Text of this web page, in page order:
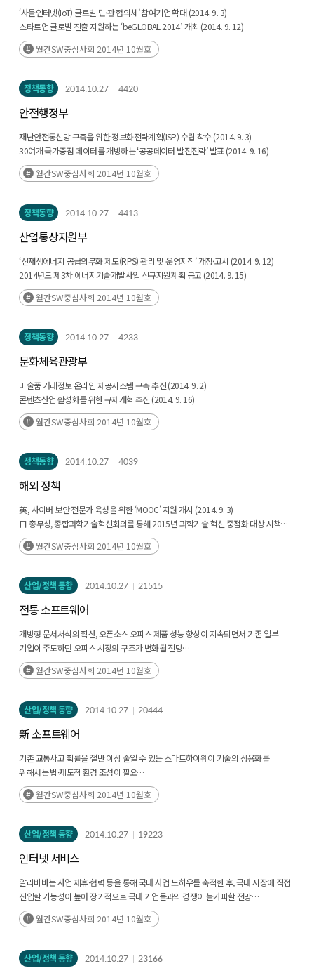
‘사물인터넷(IoT) 글로벌 민·관 협의체’ 참여기업 확대 (2014. 9. 3)
스타트업 글로벌 진출 지원하는 ‘beGLOBAL 2014’ 개최 (2014. 9. 12)
월간SW중심사회 2014년 10월호
정책동향 2014.10.27 4420
안전행정부
재난안전통신망 구축을 위한 정보화전략계획(ISP) 수립 착수 (2014. 9. 3)
30여개 국가중점 데이터를 개방하는 ‘공공데이터 발전전략’ 발표 (2014. 9. 16)
월간SW중심사회 2014년 10월호
정책동향 2014.10.27 4413
산업통상자원부
‘신재생에너지 공급의무화 제도(RPS) 관리 및 운영지침’ 개정·고시 (2014. 9. 12)
2014년도 제3차 에너지기술개발사업 신규지원계획 공고 (2014. 9. 15)
월간SW중심사회 2014년 10월호
정책동향 2014.10.27 4233
문화체육관광부
미술품 거래정보 온라인 제공시스템 구축 추진 (2014. 9. 2)
콘텐츠산업 활성화를 위한 규제개혁 추진 (2014. 9. 16)
월간SW중심사회 2014년 10월호
정책동향 2014.10.27 4039
해외 정책
英, 사이버 보안 전문가 육성을 위한 ‘MOOC’ 지원 개시 (2014. 9. 3)
日 총무성, 종합과학기술혁신회의를 통해 2015년 과학기술 혁신 중점화 대상 시책
공개 (2014. 9. 19)
中 상하이, 클라우드 기반 STEM 교육 플랫폼 오픈 (2014. 8. 20)
월간SW중심사회 2014년 10월호
산업/정책 동향 2014.10.27 21515
전통 소프트웨어
개방형 문서서식의 확산, 오픈소스 오피스 제품 성능 향상이 지속되면서 기존 일부
기업이 주도하던 오피스 시장의 구조가 변화될 전망
특정 기업의 영향력 축소와 비용 절감 목적으로 개방형 문서 서식 도입은 확대될 전망
오픈소스 오피스 제품들의 성능이 빠르게 향상되면서 오픈소스 오피스 제품과 상용
완성도 개선, 오류에 대한 불명확한 책임 소재 해결 등이 오픈소스 오피스 제품들이
해결해야 할 과제로 부각
월간SW중심사회 2014년 10월호
산업/정책 동향 2014.10.27 20444
新 소프트웨어
기존 교통사고 확률을 절반 이상 줄일 수 있는 스마트하이웨이 기술의 상용화를
위해서는 법·제도적 환경 조성이 필요
스마트하이웨이 기술의 도입을 위해서는 해당 기술이 적용된 도로 및 차량에서
교통사고 발생 시 책임소재 등에 대해 법·제도적 가이드라인의 확립이 필요
감사 기준의 마련이 필요
월간SW중심사회 2014년 10월호
산업/정책 동향 2014.10.27 19223
인터넷 서비스
알리바바는 사업 제휴·협력 등을 통해 국내 사업 노하우를 축적한 후, 국내 시장에 직접
진입할 가능성이 높아 장기적으로 국내 기업들과의 경쟁이 불가피할 전망
압도적인 물량과 낮은 수수료 정책을 펼치고 있어, 국내 시장에 직접 진출할 경우,
오픈마켓, 소셜커머스, B2B 마켓 등 전자상거래 시장의 경쟁이 심화될 것으로 예상
월간SW중심사회 2014년 10월호
산업/정책 동향 2014.10.27 23166